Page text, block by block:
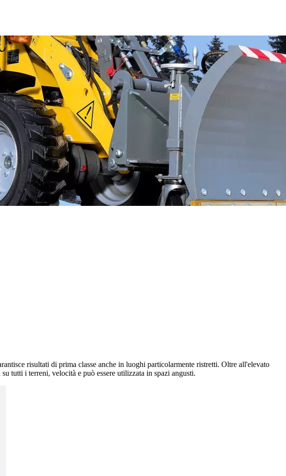
risultati di prima classe anche in luoghi particolarmente ristretti. Oltre all'elevato
tutti i terreni, velocità e può essere utilizzata in spazi angusti.